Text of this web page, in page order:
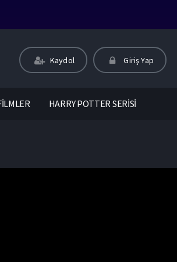
Kaydol Giriş Yap
HARRY POTTER SERİSİ